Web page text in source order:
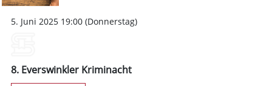
5. Juni 2025 19:00 (Donnerstag)
8. Everswinkler Kriminacht